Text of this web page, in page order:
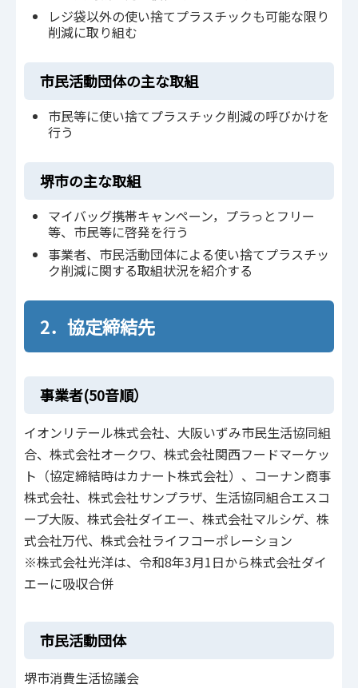
レジ袋以外の使い捨てプラスチックも可能な限り
削減に取り組む
市民活動団体の主な取組
市民等に使い捨てプラスチック削減の呼びかけを
行う
堺市の主な取組
マイバッグ携帯キャンペーン，プラっとフリー
等、市民等に啓発を行う
事業者、市民活動団体による使い捨てプラスチッ
ク削減に関する取組状況を紹介する
2．協定締結先
事業者(50音順）
イオンリテール株式会社、大阪いずみ市民生活協同組
合、株式会社オークワ、株式会社関西フードマーケッ
ト（協定締結時はカナート株式会社）、コーナン商事
株式会社、株式会社サンプラザ、生活協同組合エスコ
ープ大阪、株式会社ダイエー、株式会社マルシゲ、株
式会社万代、株式会社ライフコーポレーション
※株式会社光洋は、令和8年3月1日から株式会社ダイ
エーに吸収合併
市民活動団体
堺市消費生活協議会